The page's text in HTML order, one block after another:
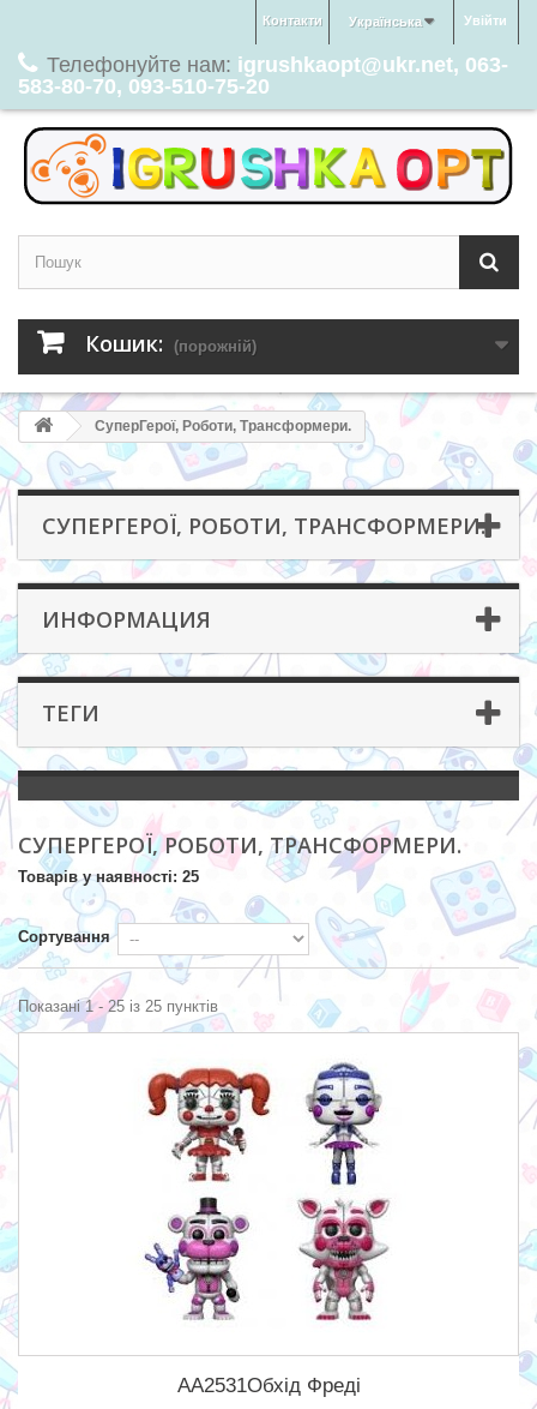
Увійти
Українська
Контакти
Телефонуйте нам: igrushkaopt@ukr.net, 063-
583-80-70, 093-510-75-20
Кошик: (порожній)
СуперГерої, Роботи, Трансформери.
СУПЕРГЕРОЇ, РОБОТИ, ТРАНСФОРМЕРИ.
ИНФОРМАЦИЯ
ТЕГИ
СУПЕРГЕРОЇ, РОБОТИ, ТРАНСФОРМЕРИ.
Товарів у наявності: 25
Сортування
Показані 1 - 25 із 25 пунктів
AA2531Обхід Фреді